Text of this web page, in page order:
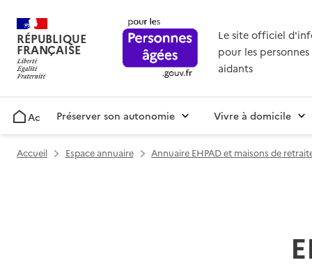
RÉPUBLIQUE
FRANÇAISE
Le site officiel
pour les personnes
aidants
AccueilPréserver son autonomie Vivre à domicile
Accueil Espace annuaire Annuaire EHPAD et maisons de